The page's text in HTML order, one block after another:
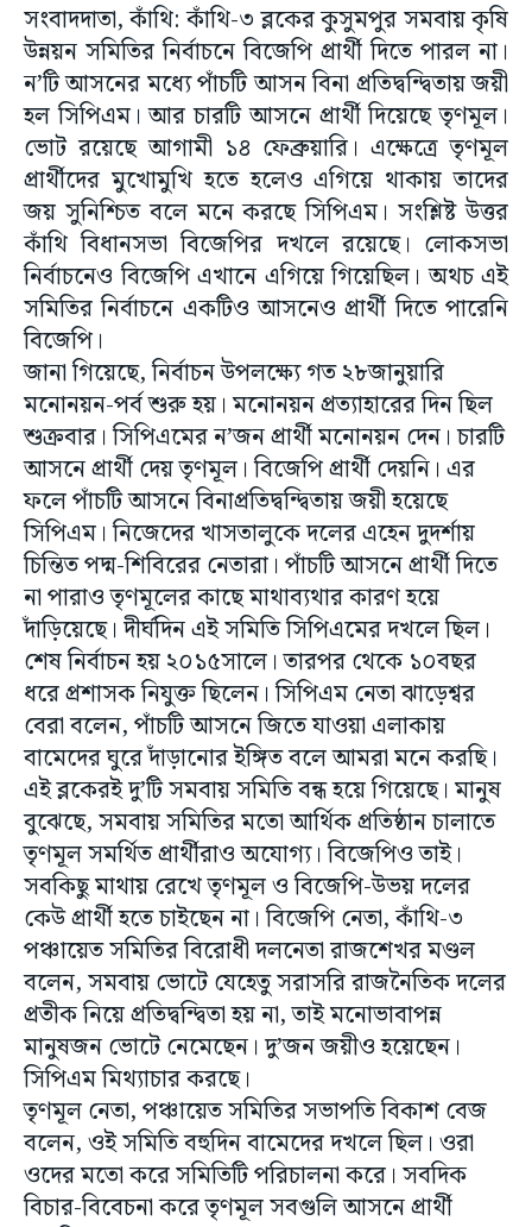
সংবাদদাতা, কাঁথি: কাঁথি-৩ ব্লকের কুসুমপুর সমবায় কৃষি
উন্নয়ন সমিতির নির্বাচনে বিজেপি প্রার্থী দিতে পারল না।
ন’টি আসনের মধ্যে পাঁচটি আসন বিনা প্রতিদ্বন্দ্বিতায় জয়ী
হল সিপিএম। আর চারটি আসনে প্রার্থী দিয়েছে তৃণমূল।
ভোট রয়েছে আগামী ১৪ ফেব্রুয়ারি। এক্ষেত্রে তৃণমূল
প্রার্থীদের মুখোমুখি হতে হলেও এগিয়ে থাকায় তাদের
জয় সুনিশ্চিত বলে মনে করছে সিপিএম। সংশ্লিষ্ট উত্তর
কাঁথি বিধানসভা বিজেপির দখলে রয়েছে। লোকসভা
নির্বাচনেও বিজেপি এখানে এগিয়ে গিয়েছিল। অথচ এই
সমিতির নির্বাচনে একটিও আসনেও প্রার্থী দিতে পারেনি
বিজেপি।
জানা গিয়েছে, নির্বাচন উপলক্ষ্যে গত ২৮জানুয়ারি
মনোনয়ন-পর্ব শুরু হয়। মনোনয়ন প্রত্যাহারের দিন ছিল
শুক্রবার। সিপিএমের ন’জন প্রার্থী মনোনয়ন দেন। চারটি
আসনে প্রার্থী দেয় তৃণমূল। বিজেপি প্রার্থী দেয়নি। এর
ফলে পাঁচটি আসনে বিনাপ্রতিদ্বন্দ্বিতায় জয়ী হয়েছে
সিপিএম। নিজেদের খাসতালুকে দলের এহেন দুদর্শায়
চিন্তিত পদ্ম-শিবিরের নেতারা। পাঁচটি আসনে প্রার্থী দিতে
না পারাও তৃণমূলের কাছে মাথাব্যথার কারণ হয়ে
দাঁড়িয়েছে। দীর্ঘদিন এই সমিতি সিপিএমের দখলে ছিল।
শেষ নির্বাচন হয় ২০১৫সালে। তারপর থেকে ১০বছর
ধরে প্রশাসক নিযুক্ত ছিলেন। সিপিএম নেতা ঝাড়েশ্বর
বেরা বলেন, পাঁচটি আসনে জিতে যাওয়া এলাকায়
বামেদের ঘুরে দাঁড়ানোর ইঙ্গিত বলে আমরা মনে করছি।
এই ব্লকেরই দু’টি সমবায় সমিতি বন্ধ হয়ে গিয়েছে। মানুষ
বুঝেছে, সমবায় সমিতির মতো আর্থিক প্রতিষ্ঠান চালাতে
তৃণমূল সমর্থিত প্রার্থীরাও অযোগ্য। বিজেপিও তাই।
সবকিছু মাথায় রেখে তৃণমূল ও বিজেপি-উভয় দলের
কেউ প্রার্থী হতে চাইছেন না। বিজেপি নেতা, কাঁথি-৩
পঞ্চায়েত সমিতির বিরোধী দলনেতা রাজশেখর মণ্ডল
বলেন, সমবায় ভোটে যেহেতু সরাসরি রাজনৈতিক দলের
প্রতীক নিয়ে প্রতিদ্বন্দ্বিতা হয় না, তাই মনোভাবাপন্ন
মানুষজন ভোটে নেমেছেন। দু’জন জয়ীও হয়েছেন।
সিপিএম মিথ্যাচার করছে।
তৃণমূল নেতা, পঞ্চায়েত সমিতির সভাপতি বিকাশ বেজ
বলেন, ওই সমিতি বহুদিন বামেদের দখলে ছিল। ওরা
ওদের মতো করে সমিতিটি পরিচালনা করে। সবদিক
বিচার-বিবেচনা করে তৃণমূল সবগুলি আসনে প্রার্থী